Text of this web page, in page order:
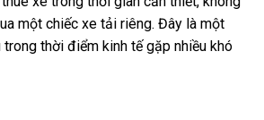
một chiếc xe tải riêng. Đây là một
thời điểm kinh tế gặp nhiều khó